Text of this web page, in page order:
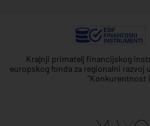
Krajnji primatelj financijskog
europskog fonda za regionalni razvoj
"Konkurentnost